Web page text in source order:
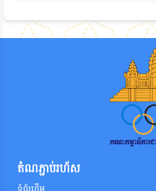
តំណភ្ជាប់រហ័ស